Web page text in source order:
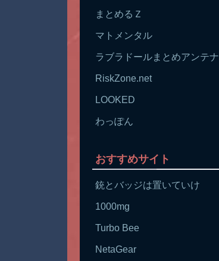
まとめるＺ
マトメンタル
ラブラドールまとめアンテナ
RiskZone.net
LOOKED
わっぽん
おすすめサイト
銃とバッジは置いていけ
1000mg
Turbo Bee
NetaGear